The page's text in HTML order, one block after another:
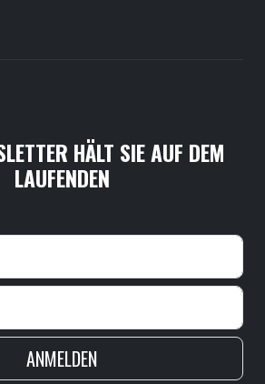
HÄLT SIE AUF DEM
LAUFENDEN
ANMELDEN